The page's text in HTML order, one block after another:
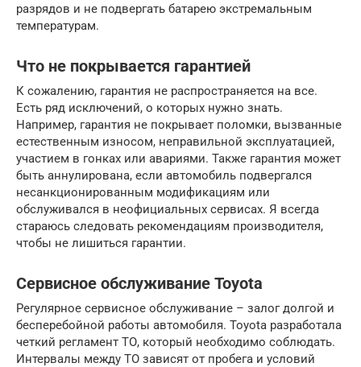
разрядов и не подвергать батарею экстремальным
температурам.
Что не покрывается гарантией
К сожалению, гарантия не распространяется на все.
Есть ряд исключений, о которых нужно знать.
Например, гарантия не покрывает поломки, вызванные
естественным износом, неправильной эксплуатацией,
участием в гонках или авариями. Также гарантия может
быть аннулирована, если автомобиль подвергался
несанкционированным модификациям или
обслуживался в неофициальных сервисах. Я всегда
стараюсь следовать рекомендациям производителя,
чтобы не лишиться гарантии.
Сервисное обслуживание Toyota
Регулярное сервисное обслуживание – залог долгой и
бесперебойной работы автомобиля. Toyota разработала
четкий регламент ТО, который необходимо соблюдать.
Интервалы между ТО зависят от пробега и условий